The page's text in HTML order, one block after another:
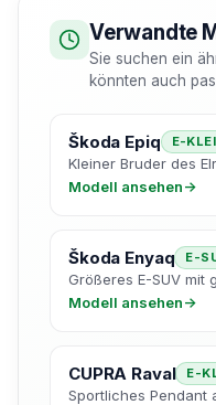
Verwandte
Sie suchen ein
könnten auch
Škoda Epiq E-
Kleiner Bruder des
Modell ansehen→
Škoda Enyaq E-
Größeres E-SUV mit
Modell ansehen→
CUPRA Raval E-
Sportliches Pendant